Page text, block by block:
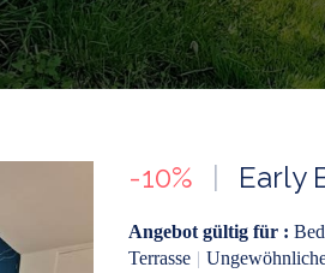
-10% Early
Angebot gültig für :
Terrasse |